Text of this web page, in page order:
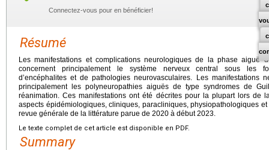
Connectez-vous pour en bénéficier!
Résumé
Les manifestations et complications neurologiques de la phase aiguë
concernent principalement le système nerveux central sous les
d’encéphalites et de pathologies neurovasculaires. Les manifestations
principalement les polyneuropathies aiguës de type syndromes de
réanimation. Ces manifestations ont été décrites pour la plupart lors de
aspects épidémiologiques, cliniques, paracliniques, physiopathologiques
revue générale de la littérature parue de 2020 à début 2023.
Le texte complet de cet article est disponible en PDF.
Summary